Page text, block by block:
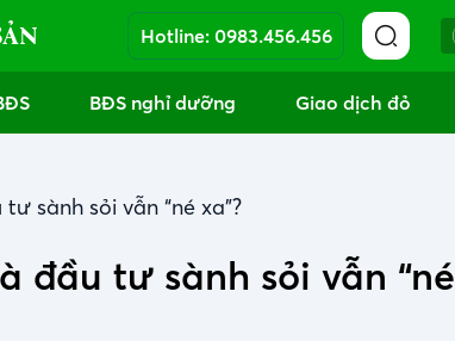
Hotline: 0983.456.456
BĐS nghỉ dưỡng Giao dịch đỏ
sành sỏi vẫn “né xa”?
đầu tư sành sỏi vẫn “né